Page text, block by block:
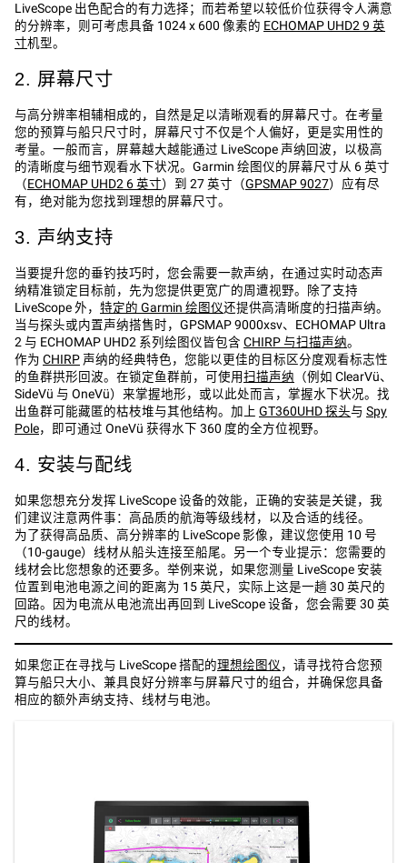
LiveScope 出色配合的有力选择；而若希望以较低价位获得令人满意
的分辨率，则可考虑具备 1024 x 600 像素的 ECHOMAP UHD2 9 英
寸机型。
2. 屏幕尺寸
与高分辨率相辅相成的，自然是足以清晰观看的屏幕尺寸。在考量
您的预算与船只尺寸时，屏幕尺寸不仅是个人偏好，更是实用性的
考量。一般而言，屏幕越大越能通过 LiveScope 声纳回波，以极高
的清晰度与细节观看水下状况。Garmin 绘图仪的屏幕尺寸从 6 英寸
（ECHOMAP UHD2 6 英寸）到 27 英寸（GPSMAP 9027）应有尽
有，绝对能为您找到理想的屏幕尺寸。
3. 声纳支持
当要提升您的垂钓技巧时，您会需要一款声纳，在通过实时动态声
纳精准锁定目标前，先为您提供更宽广的周遭视野。除了支持
LiveScope 外， 特定的 Garmin 绘图仪还提供高清晰度的扫描声纳。
当与探头或内置声纳搭售时，GPSMAP 9000xsv、ECHOMAP Ultra
2 与 ECHOMAP UHD2 系列绘图仪皆包含 CHIRP 与扫描声纳。
作为 CHIRP 声纳的经典特色，您能以更佳的目标区分度观看标志性
的鱼群拱形回波。在锁定鱼群前，可使用扫描声纳 （例如 ClearVü、
SideVü 与 OneVü）来掌握地形，或以此处而言，掌握水下状况。找
出鱼群可能藏匿的枯枝堆与其他结构。加上 GT360UHD 探头与 Spy
Pole，即可通过 OneVü 获得水下 360 度的全方位视野。
4. 安装与配线
如果您想充分发挥 LiveScope 设备的效能，正确的安装是关键，我
们建议注意两件事：高品质的航海等级线材，以及合适的线径。
为了获得高品质、高分辨率的 LiveScope 影像，建议您使用 10 号
（10-gauge）线材从船头连接至船尾。另一个专业提示：您需要的
线材会比您想象的还要多。举例来说，如果您测量 LiveScope 安装
位置到电池电源之间的距离为 15 英尺，实际上这是一趟 30 英尺的
回路。因为电流从电池流出再回到 LiveScope 设备，您会需要 30 英
尺的线材。
如果您正在寻找与 LiveScope 搭配的理想绘图仪，请寻找符合您预
算与船只大小、兼具良好分辨率与屏幕尺寸的组合，并确保您具备
相应的额外声纳支持、线材与电池。